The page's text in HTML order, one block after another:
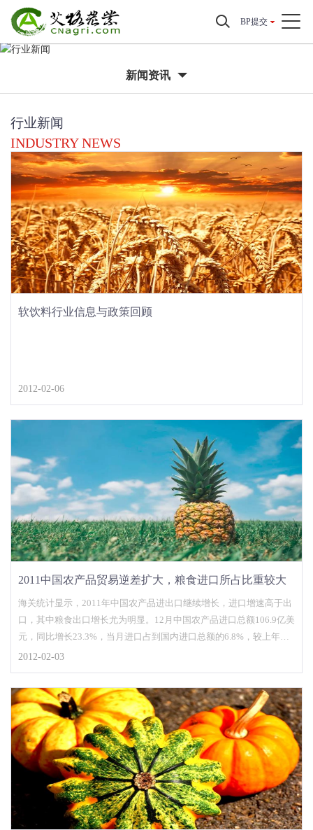
BP提交
新闻资讯
行业新闻
INDUSTRY NEWS
软饮料行业信息与政策回顾
2012-02-06
2011中国农产品贸易逆差扩大，粮食进口所占比重较大
海关统计显示，2011年中国农产品进出口继续增长，进口增速高于出
口，其中粮食出口增长尤为明显。12月中国农产品进口总额106.9亿美
元，同比增长23.3%，当月进口占到国内进口总额的6.8%，较上年提
高0.9个百分点；全年累计进口938.9亿
2012-02-03